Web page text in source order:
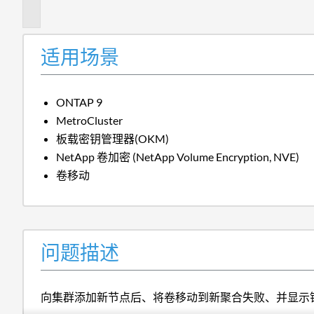
适用场景
ONTAP 9
MetroCluster
板载密钥管理器(OKM)
NetApp 卷加密 (NetApp Volume Encryption, NVE)
卷移动
问题描述
向集群添加新节点后、将卷移动到新聚合失败、并显示